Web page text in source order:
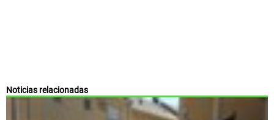
Noticias relacionadas